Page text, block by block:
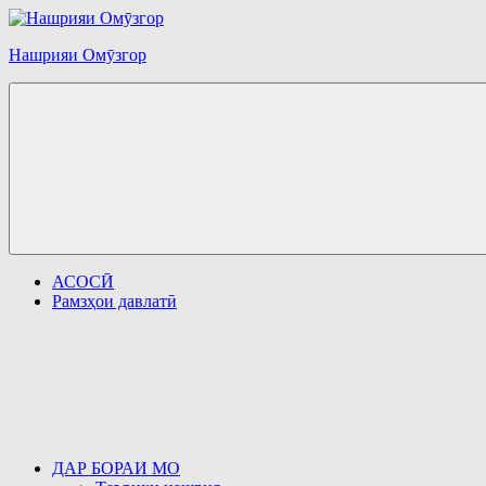
Перейти
содержимому
Нашрияи Омӯзгор
АСОСӢ
Рамзҳои давлатӣ
ДАР БОРАИ МО